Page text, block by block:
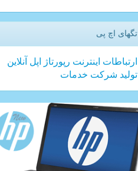
تگهای اچ پی
ارتباطات اینترنت رپورتاژ اپل آنلاین
تولید شركت خدمات